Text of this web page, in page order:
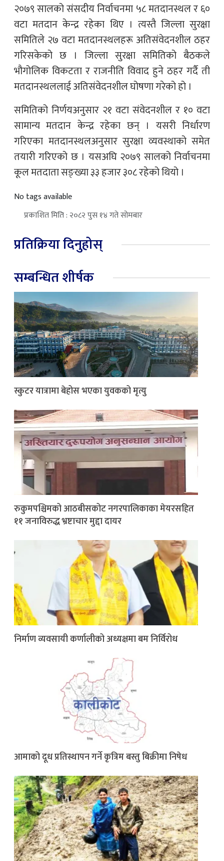
२०७९ सालको संसदीय निर्वाचनमा ५८ मतदानस्थल र ६०
वटा मतदान केन्द्र रहेका थिए । त्यस्तै जिल्ला सुरक्षा
समितिले २७ वटा मतदानस्थलहरू अतिसंवेदनशील ठहर
गरिसकेको छ । जिल्ला सुरक्षा समितिको बैठकले
भौगोलिक विकटता र राजनीति विवाद हुने ठहर गर्दै ती
मतदानस्थललाई अतिसंवेदनशील घोषणा गरेको हो ।
समितिको निर्णयअनुसार २१ वटा संवेदनशील र १० वटा
सामान्य मतदान केन्द्र रहेका छन् । यसरी निर्धारण
गरिएका मतदानस्थलअनुसार सुरक्षा व्यवस्थाको समेत
तयारी गरिएको छ । यसअघि २०७९ सालको निर्वाचनमा
कूल मतदाता सङ्ख्या ३३ हजार ३०८ रहेको थियो ।
No tags available
प्रकाशित मिति : २०८२ पुस १४ गते सोमबार
प्रतिक्रिया दिनुहोस्
सम्बन्धित शीर्षक
स्कुटर यात्रामा बेहोस भएका युवकको मृत्यु
रुकुमपश्चिमको आठबीसकोट नगरपालिकाका मेयरसहित
११ जनाविरुद्ध भ्रष्टाचार मुद्दा दायर
निर्माण व्यवसायी कर्णालीको अध्यक्षमा बम निर्विरोध
आमाको दूध प्रतिस्थापन गर्ने कृत्रिम बस्तु बिक्रीमा निषेध